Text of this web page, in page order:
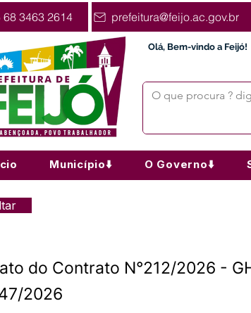
68 3463 2614 prefeitura@feijo.ac.gov.br
Olá, Bem-vindo a Feijó!
Município⬇️ O Governo⬇️
do Contrato N°212/2026 -
2026